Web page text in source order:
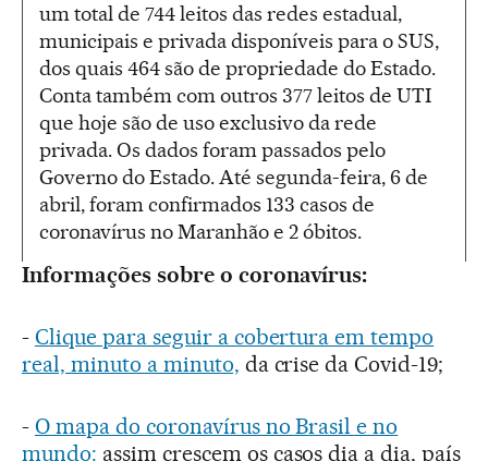
um total de 744 leitos das redes estadual,
municipais e privada disponíveis para o SUS,
dos quais 464 são de propriedade do Estado.
Conta também com outros 377 leitos de UTI
que hoje são de uso exclusivo da rede
privada. Os dados foram passados pelo
Governo do Estado. Até segunda-feira, 6 de
abril, foram confirmados 133 casos de
coronavírus no Maranhão e 2 óbitos.
Informações sobre o coronavírus:
- Clique para seguir a cobertura em tempo
real, minuto a minuto, da crise da Covid-19;
- O mapa do coronavírus no Brasil e no
mundo: assim crescem os casos dia a dia, país